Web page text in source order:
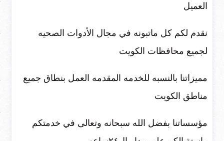
العميل
نقدم لكم كل ماتبونه في مجال الأدوات الصحيه
لجميع محافظات الكويت
مميزاتنا بالنسبه للخدمه المقدمه العمل بنطاق جميع
مناطق الكويت
مؤسساتنا بفضل الله سبحانه وتعالى في خدمتكم